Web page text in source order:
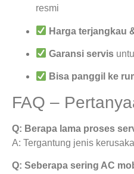
resmi
Harga terjangkau
Garansi servis
Bisa panggil ke
FAQ –
Q: Berapa lama proses
A: Tergantung jenis
Q: Seberapa sering AC